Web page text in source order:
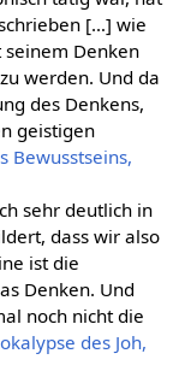
[…] wie
Denken
werden. Und da
des Denkens,
geistigen
Bewusstseins,
sehr deutlich in
dass wir also
ist die
Denken. Und
noch nicht die
des Joh,